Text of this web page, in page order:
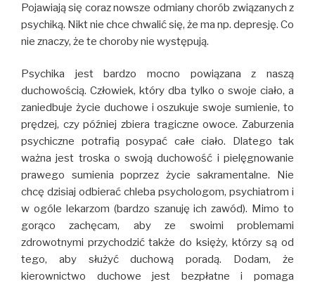
Pojawiają się coraz nowsze odmiany chorób związanych z
psychiką. Nikt nie chce chwalić się, że ma np. depresję. Co
nie znaczy, że te choroby nie występują.
Psychika jest bardzo mocno powiązana z naszą
duchowością. Człowiek, który dba tylko o swoje ciało, a
zaniedbuje życie duchowe i oszukuje swoje sumienie, to
prędzej, czy później zbiera tragiczne owoce. Zaburzenia
psychiczne potrafią posypać całe ciało. Dlatego tak
ważna jest troska o swoją duchowość i pielęgnowanie
prawego sumienia poprzez życie sakramentalne. Nie
chcę dzisiaj odbierać chleba psychologom, psychiatrom i
w ogóle lekarzom (bardzo szanuję ich zawód). Mimo to
gorąco zachęcam, aby ze swoimi problemami
zdrowotnymi przychodzić także do księży, którzy są od
tego, aby służyć duchową poradą. Dodam, że
kierownictwo duchowe jest bezpłatne i pomaga